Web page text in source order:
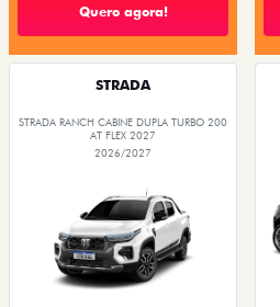
Quero agora!
STRADA
STRADA RANCH CABINE DUPLA TURBO 200
AT FLEX 2027
2026/2027